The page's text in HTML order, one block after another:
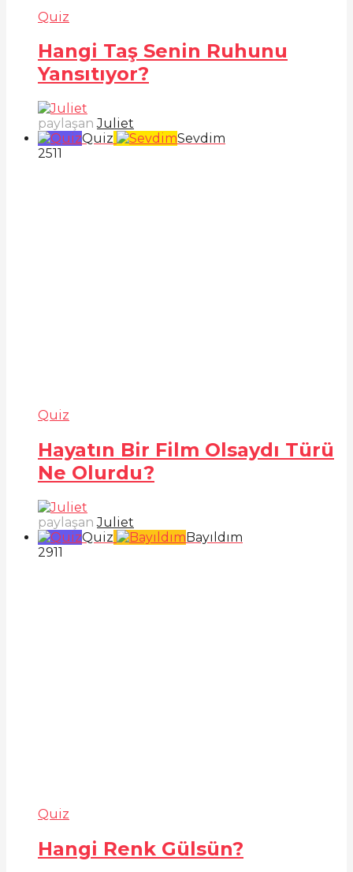
Quiz
Hangi Taş Senin Ruhunu
Yansıtıyor?
paylaşan Juliet
Quiz
Sevdim
2511
Quiz
Hayatın Bir Film Olsaydı Türü
Ne Olurdu?
paylaşan Juliet
Quiz
Bayıldım
2911
Quiz
Hangi Renk Gülsün?